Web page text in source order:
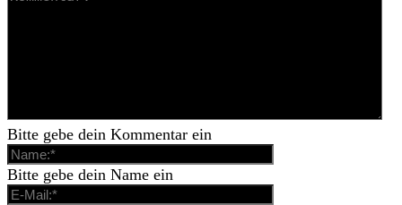
Bitte gebe dein Kommentar ein
Bitte gebe dein Name ein